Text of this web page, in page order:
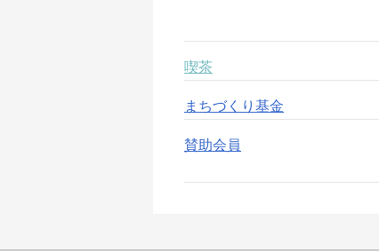
喫茶
まちづくり基金
賛助会員